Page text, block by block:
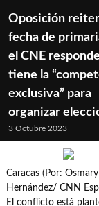
Oposición
fecha de
el CNE
tiene la
exclusiva” para
organizar
3 Octubre 2023
Caracas (Por: Osmary
Hernández/ CNN
El conflicto está